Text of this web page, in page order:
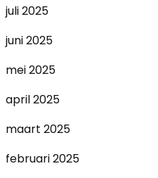
juli 2025
juni 2025
mei 2025
april 2025
maart 2025
februari 2025